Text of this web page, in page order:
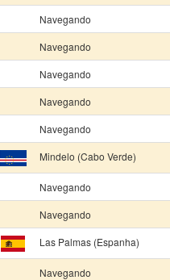
Navegando
Navegando
Navegando
Navegando
Navegando
Mindelo (Cabo Verde)
Navegando
Navegando
Las Palmas (Espanha)
Navegando